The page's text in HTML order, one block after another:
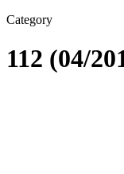
Category
112 (04/